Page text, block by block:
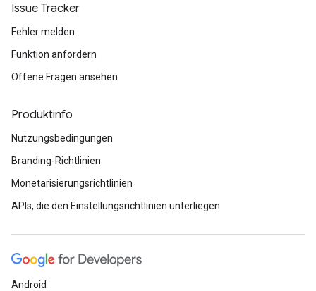
Issue Tracker
Fehler melden
Funktion anfordern
Offene Fragen ansehen
Produktinfo
Nutzungsbedingungen
Branding-Richtlinien
Monetarisierungsrichtlinien
APIs, die den Einstellungsrichtlinien unterliegen
Android